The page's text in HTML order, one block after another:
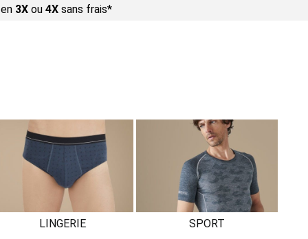
3X ou 4X sans frais*
LINGERIE SPORT